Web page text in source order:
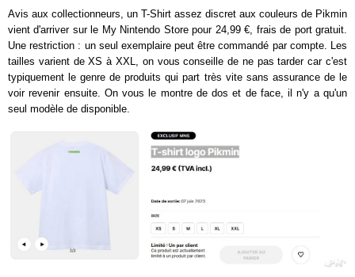
Avis aux collectionneurs, un T-Shirt assez discret aux couleurs de Pikmin
vient d'arriver sur le My Nintendo Store pour 24,99 €, frais de port gratuit.
Une restriction : un seul exemplaire peut être commandé par compte. Les
tailles varient de XS à XXL, on vous conseille de ne pas tarder car c'est
typiquement le genre de produits qui part très vite sans assurance de le
voir revenir ensuite. On vous le montre de dos et de face, il n'y a qu'un
seul modèle de disponible.